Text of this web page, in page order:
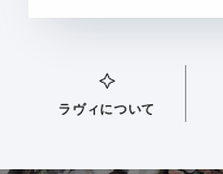
ラヴィについて